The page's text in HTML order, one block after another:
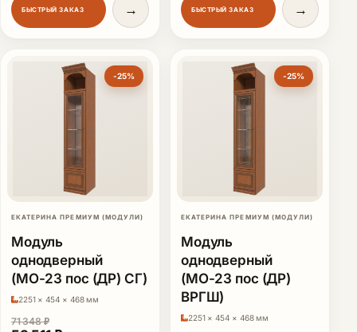
БЫСТРЫЙ ЗАКАЗ → БЫСТРЫЙ ЗАКАЗ →
-25%
ЕКАТЕРИНА ПРЕМИУМ (МОДУЛИ)
Модуль
однодверный
(МО-23 пос (ДР) СГ)
2251 × 454 × 468 мм
71 348₽
-25%
ЕКАТЕРИНА ПРЕМИУМ (МОДУЛИ)
Модуль
однодверный
(МО-23 пос (ДР)
ВРГШ)
2251 × 454 × 468 мм